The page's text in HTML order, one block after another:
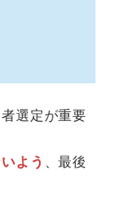
選定が重要
よう 、最後